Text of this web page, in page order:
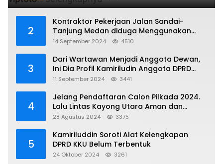
2
Kontraktor Pekerjaan Jalan Sandai-
Tanjung Medan diduga Menggunakan
Matrial Tanah tak Berizin Resmi
14 September 2024 4510
3
Dari Wartawan Menjadi Anggota Dewan,
Ini Dia Profil Kamiriludin Anggota DPRD
Dapil 1 KKU
11 September 2024 3441
4
Jelang Pendaftaran Calon Pilkada 2024.
Lalu Lintas Kayong Utara Aman dan
Kondusif
28 Agustus 2024 3375
5
Kamiriluddin Soroti Alat Kelengkapan
DPRD KKU Belum Terbentuk
24 Oktober 2024 3261